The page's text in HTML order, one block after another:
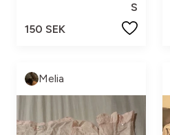
S
150 SEK
Melia